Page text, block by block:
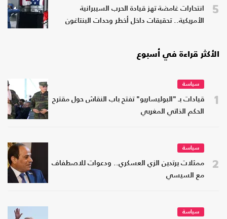
5
انتحارات غامضة تهز قيادة الحرب السيبرانية
الأمريكية.. تحقيقات داخل أخطر وحدات البنتاغون
الأكثر قراءة في أسبوع
1
سياسة
قيادات بـ "البوليساريو" تفتح باب النقاش حول مقترح
الحكم الذاتي المغربي
2
سياسة
ممثلات يرتدين الزي العسكري.. ودعوات للاصطفاف
مع السيسي
سياسة